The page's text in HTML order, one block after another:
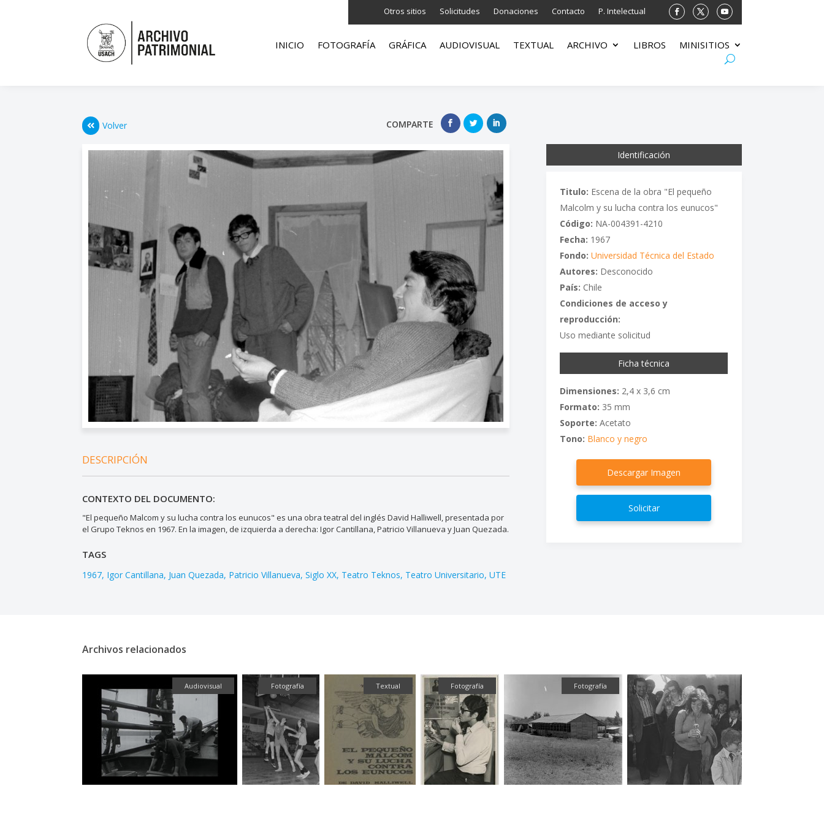
Otros sitios Solicitudes Donaciones Contacto P. Intelectual
INICIO FOTOGRAFÍA GRÁFICA AUDIOVISUAL TEXTUAL ARCHIVO LIBROS MINISITIOS
Volver COMPARTE
DESCRIPCIÓN
CONTEXTO DEL DOCUMENTO:
"El pequeño Malcom y su lucha contra los eunucos" es una obra teatral del inglés David Halliwell, presentada por
el Grupo Teknos en 1967. En la imagen, de izquierda a derecha: Igor Cantillana, Patricio Villanueva y Juan Quezada.
TAGS
1967 Igor Cantillana Juan Quezada Patricio Villanueva Siglo XX Teatro Teknos Teatro Universitario UTE
Identificación
Titulo: Escena de la obra "El pequeño
Malcolm y su lucha contra los eunucos"
Código: NA-004391-4210
Fecha: 1967
Fondo: Universidad Técnica del Estado
Autores: Desconocido
País: Chile
Condiciones de acceso y
reproducción:
Uso mediante solicitud
Ficha técnica
Dimensiones: 2,4 x 3,6 cm
Formato: 35 mm
Soporte: Acetato
Tono: Blanco y negro
Descargar Imagen
Solicitar
Archivos relacionados
Audiovisual Fotografía Textual Fotografía Fotografía